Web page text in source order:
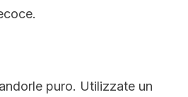
puro. Utilizzate un